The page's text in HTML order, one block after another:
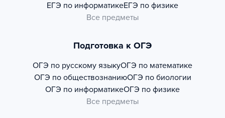
ЕГЭ по информатикеЕГЭ по физике
Все предметы
Подготовка к ОГЭ
ОГЭ по русскому языкуОГЭ по математике
ОГЭ по обществознаниюОГЭ по биологии
ОГЭ по информатикеОГЭ по физике
Все предметы